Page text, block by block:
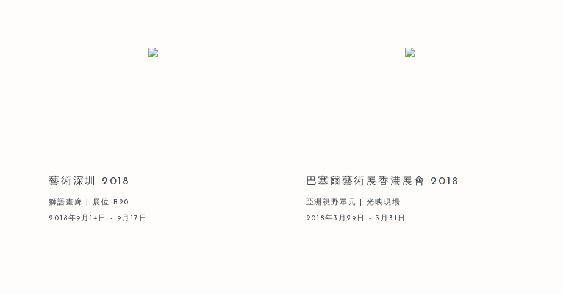
藝術深圳 2018
獅語畫廊 | 展位 B20
2018年9月14日 - 9月17日
巴塞爾藝術展香港展會 2018
亞洲視野單元 | 光映現場
2018年3月29日 - 3月31日